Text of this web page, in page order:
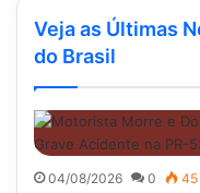
Veja as Últimas
do Brasil
04/08/2026 0 45